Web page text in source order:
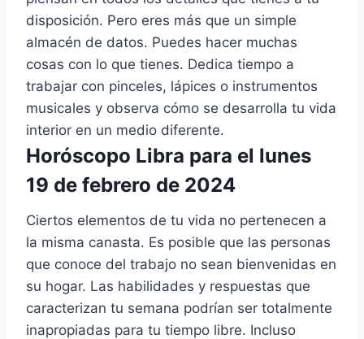
disposición. Pero eres más que un simple
almacén de datos. Puedes hacer muchas
cosas con lo que tienes. Dedica tiempo a
trabajar con pinceles, lápices o instrumentos
musicales y observa cómo se desarrolla tu vida
interior en un medio diferente.
Horóscopo Libra para el lunes
19 de febrero de 2024
Ciertos elementos de tu vida no pertenecen a
la misma canasta. Es posible que las personas
que conoce del trabajo no sean bienvenidas en
su hogar. Las habilidades y respuestas que
caracterizan tu semana podrían ser totalmente
inapropiadas para tu tiempo libre. Incluso